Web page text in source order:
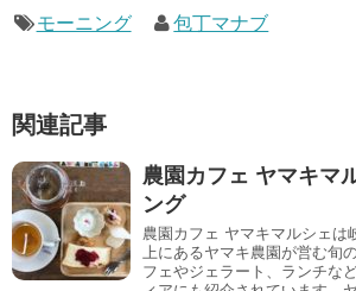
モーニング 包丁マナブ
関連記事
農園カフェ ヤマキマ
ング
農園カフェ ヤマキマルシェは
上にあるヤマキ農園が営む旬
フェやジェラート、ランチな